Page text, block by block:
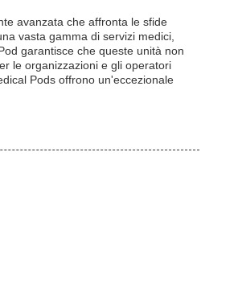
avanzata che affronta le sfide
vasta gamma di servizi medici,
garantisce che queste unità non
le organizzazioni e gli operatori
Pods offrono un'eccezionale